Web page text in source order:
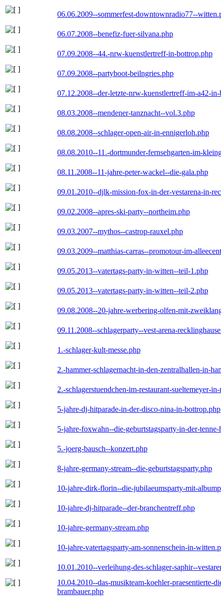
06.06.2009--sommerfest-downtownradio77--
06.07.2008--benefiz-fuer-silvana.php
07.09.2008--44.-nrw-kuenstlertreff-in-bottrop.php
07.09.2008--partyboot-beilngries.php
07.12.2008--der-letzte-nrw-kuenstlertreff-im-a42-
08.03.2008--mendener-tanznacht--vol.3.php
08.08.2008--schlager-open-air-in-ennigerloh.php
08.08.2010--11.-dortmunder-fernsehgarten-im-
08.11.2008--11-jahre-peter-wackel--die-gala.php
09.01.2010--djlk-mission-fox-in-der-vestarena-in-
09.02.2008--apres-ski-party--northeim.php
09.03.2007--mythos--castrop-rauxel.php
09.03.2009--matthias-carras--promotour-im-
09.05.2013--vatertags-party-in-witten--teil-1.php
09.05.2013--vatertags-party-in-witten--teil-2.php
09.08.2008--20-jahre-werbering-olfen-mit-
09.11.2008--schlagerparty--vest-arena-
1.-schlager-kult-messe.php
2.-hammer-schlagernacht-in-den-zentralhallen-in-
2.-schlagerstuendchen-im-restaurant-sueltemeyer-
5-jahre-dj-hitparade-in-der-disco-nina-in-bottrop.php
5-jahre-foxwahn--die-geburtstagsparty-in-der-tenne-
5.-joerg-bausch--konzert.php
8-jahre-germany-stream--die-geburtstagsparty.php
10-jahre-dirk-florin--die-jubilaeumsparty-mit-
10-jahre-dj-hitparade--der-branchentreff.php
10-jahre-germany-stream.php
10-jahre-vatertagsparty-am-sonnenschein-in-
10.01.2010--verleihung-des-schlager-saphir--
10.04.2010--das-musikteam-koehler-praesentierte-
brambauer.php